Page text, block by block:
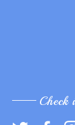
Check